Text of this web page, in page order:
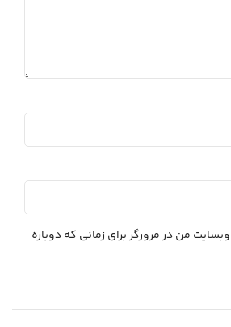
من در مرورگر برای زمانی که دوباره